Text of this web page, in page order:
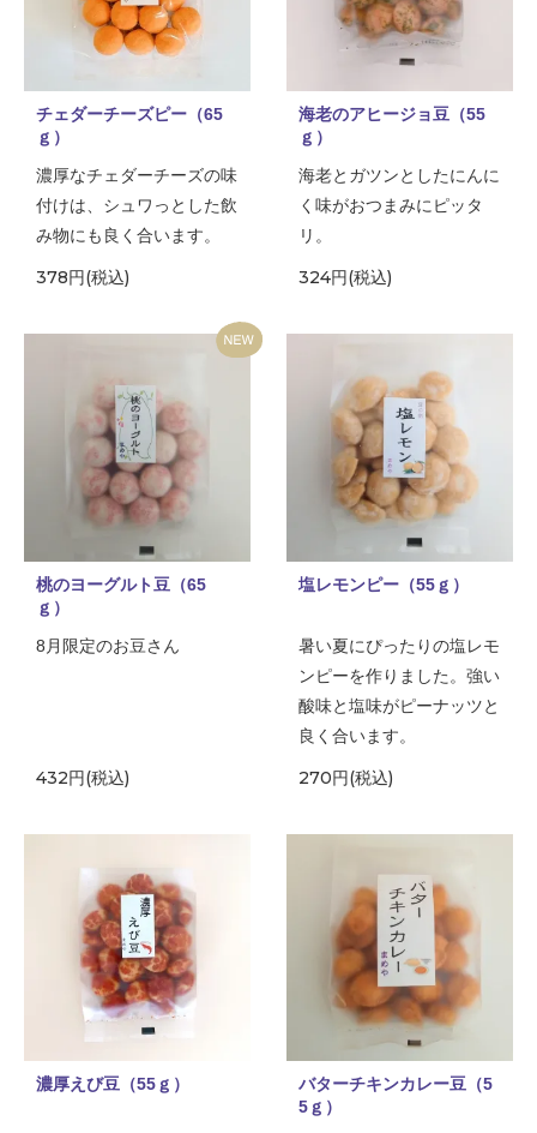
チェダーチーズピー（65
ｇ）
濃厚なチェダーチーズの味
付けは、シュワっとした飲
み物にも良く合います。
378円(税込)
海老のアヒージョ豆（55
ｇ）
海老とガツンとしたにんに
く味がおつまみにピッタ
リ。
324円(税込)
桃のヨーグルト豆（65
ｇ）
8月限定のお豆さん
432円(税込)
塩レモンピー（55ｇ）
暑い夏にぴったりの塩レモ
ンピーを作りました。強い
酸味と塩味がピーナッツと
良く合います。
270円(税込)
濃厚えび豆（55ｇ）
バターチキンカレー豆（5
5ｇ）